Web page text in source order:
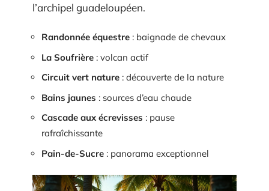
l’archipel guadeloupéen.
Randonnée équestre : baignade de chevaux
La Soufrière : volcan actif
Circuit vert nature : découverte de la nature
Bains jaunes : sources d’eau chaude
Cascade aux écrevisses : pause
rafraîchissante
Pain-de-Sucre : panorama exceptionnel